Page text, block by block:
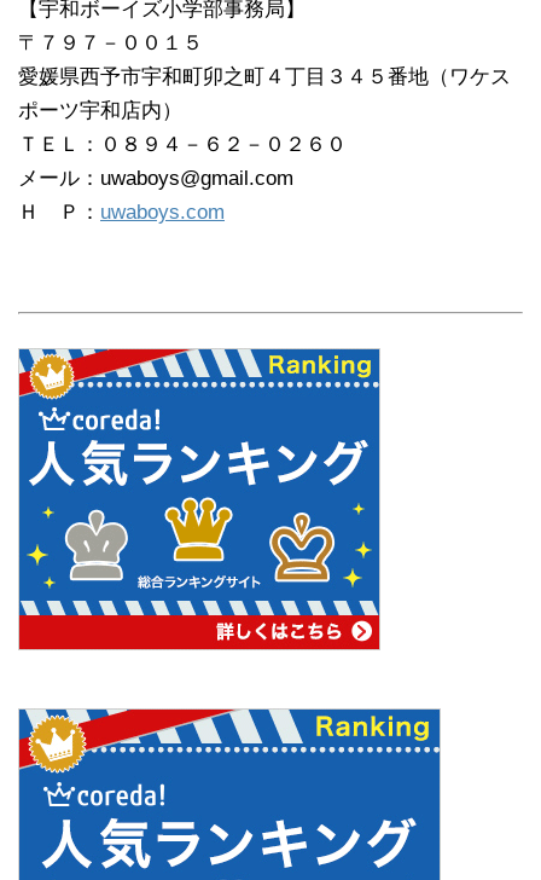
【宇和ボーイズ小学部事務局】
〒７９７－００１５
愛媛県西予市宇和町卯之町４丁目３４５番地（ワケス
ポーツ宇和店内）
ＴＥＬ：０８９４－６２－０２６０
メール：uwaboys@gmail.com
Ｈ Ｐ： uwaboys.com